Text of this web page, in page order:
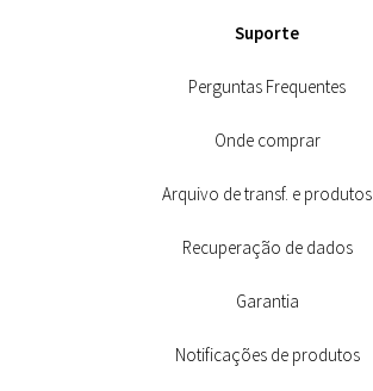
Suporte
Perguntas Frequentes
Onde comprar
Arquivo de transf. e produtos
Recuperação de dados
Garantia
Notificações de produtos